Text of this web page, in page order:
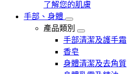
了解您的肌膚
手部、身體
產品類別
手部清潔及護手霜
香皂
身體清潔及去角質